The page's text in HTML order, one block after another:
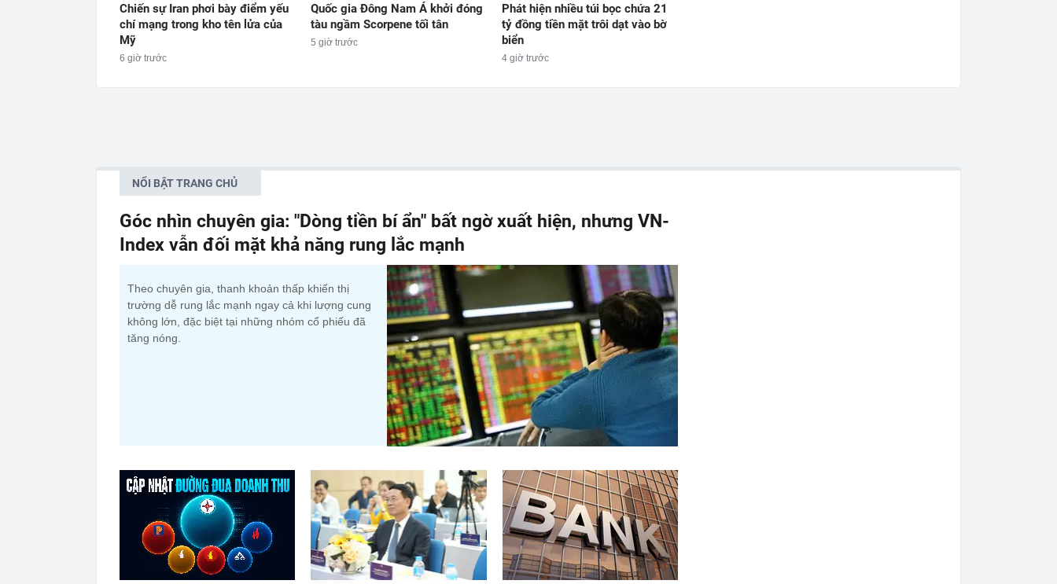
Chiến sự Iran phơi bày điểm yếu
chí mạng trong kho tên lửa của
Mỹ
6 giờ trước
Quốc gia Đông Nam Á khởi đóng
tàu ngầm Scorpene tối tân
5 giờ trước
Phát hiện nhiều túi bọc chứa 21
tỷ đồng tiền mặt trôi dạt vào bờ
biển
4 giờ trước
NỔI BẬT TRANG CHỦ
Góc nhìn chuyên gia: "Dòng tiền bí ẩn" bất ngờ xuất hiện, nhưng VN-
Index vẫn đối mặt khả năng rung lắc mạnh
Theo chuyên gia, thanh khoản thấp khiến thị
trường dễ rung lắc mạnh ngay cả khi lượng cung
không lớn, đặc biệt tại những nhóm cổ phiếu đã
tăng nóng.